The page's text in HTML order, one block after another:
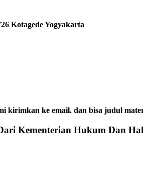
Kotagede Yogyakarta
kirimkan ke email. dan bisa judul
Kementerian Hukum Dan